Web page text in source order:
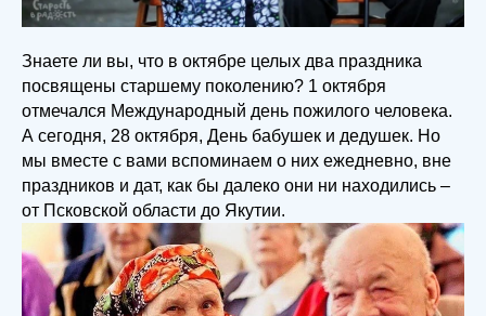
Знаете ли вы, что в октябре целых два праздника
посвящены старшему поколению? 1 октября
отмечался Международный день пожилого человека.
А сегодня, 28 октября, День бабушек и дедушек. Но
мы вместе с вами вспоминаем о них ежедневно, вне
праздников и дат, как бы далеко они ни находились –
от Псковской области до Якутии.